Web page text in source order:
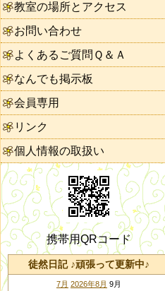
教室の場所とアクセス
お問い合わせ
よくあるご質問Ｑ＆Ａ
なんでも掲示板
会員専用
リンク
個人情報の取扱い
携帯用QRコード
徒然日記 ♪頑張って更新中♪
7月 2026年8月 9月